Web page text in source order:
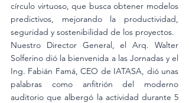
círculo virtuoso, que busca obtener modelos
predictivos, mejorando la productividad,
seguridad y sostenibilidad de los proyectos.
Nuestro Director General, el Arq. Walter
Solferino dió la bienvenida a las Jornadas y el
Ing. Fabián Famá, CEO de IATASA, dió unas
palabras como anfitrión del moderno
auditorio que albergó la actividad durante 5